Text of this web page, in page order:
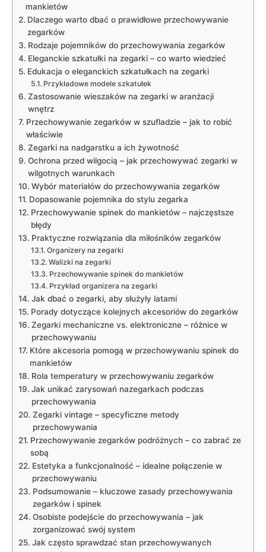
mankietów
Dlaczego warto dbać o prawidłowe przechowywanie
zegarków
Rodzaje pojemników do przechowywania zegarków
Eleganckie szkatułki na zegarki – co warto wiedzieć
Edukacja o eleganckich szkatułkach na ⁤zegarki
Przykładowe modele szkatułek
Zastosowanie‌ wieszaków na ⁤zegarki w aranżacji
wnętrz
Przechowywanie zegarków w szufladzie – jak to robić
właściwie
Zegarki na nadgarstku a ich żywotność
Ochrona przed wilgocią – ⁢jak przechowywać‍ zegarki ‌w
wilgotnych warunkach
Wybór materiałów do przechowywania zegarków
Dopasowanie pojemnika do stylu zegarka
Przechowywanie spinek do‍ mankietów –​ najczęstsze
błędy
Praktyczne rozwiązania dla miłośników zegarków
Organizery na zegarki
Walizki ‌na zegarki
Przechowywanie spinek do‍ mankietów
Przykład organizera na zegarki
Jak dbać o ‌zegarki, aby⁢ służyły ‍latami
Porady dotyczące kolejnych akcesoriów do ‍zegarków
Zegarki mechaniczne vs. elektroniczne – różnice w
przechowywaniu
Które akcesoria pomogą w przechowywaniu spinek do
‌mankietów
Rola temperatury w przechowywaniu ‌zegarków
Jak unikać‌ zarysowań nazegarkach podczas
przechowywania
Zegarki vintage – specyficzne metody
przechowywania
Przechowywanie zegarków ⁤podróżnych – co zabrać ze
sobą
Estetyka a funkcjonalność ‍– idealne⁤ połączenie w
przechowywaniu
Podsumowanie ⁣– kluczowe zasady ​przechowywania
zegarków i spinek
Osobiste podejście do przechowywania – jak
zorganizować swój‍ system
Jak często sprawdzać stan przechowywanych